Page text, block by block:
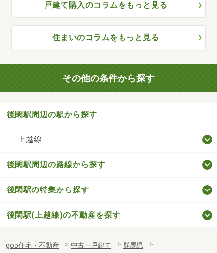
戸建て購入のコラムをもっと見る
住まいのコラムをもっと見る
その他の条件から探す
後閑駅周辺の駅から探す
上越線
後閑駅周辺の路線から探す
後閑駅の特集から探す
後閑駅(上越線)の不動産を探す
goo住宅・不動産 中古一戸建て
群馬県